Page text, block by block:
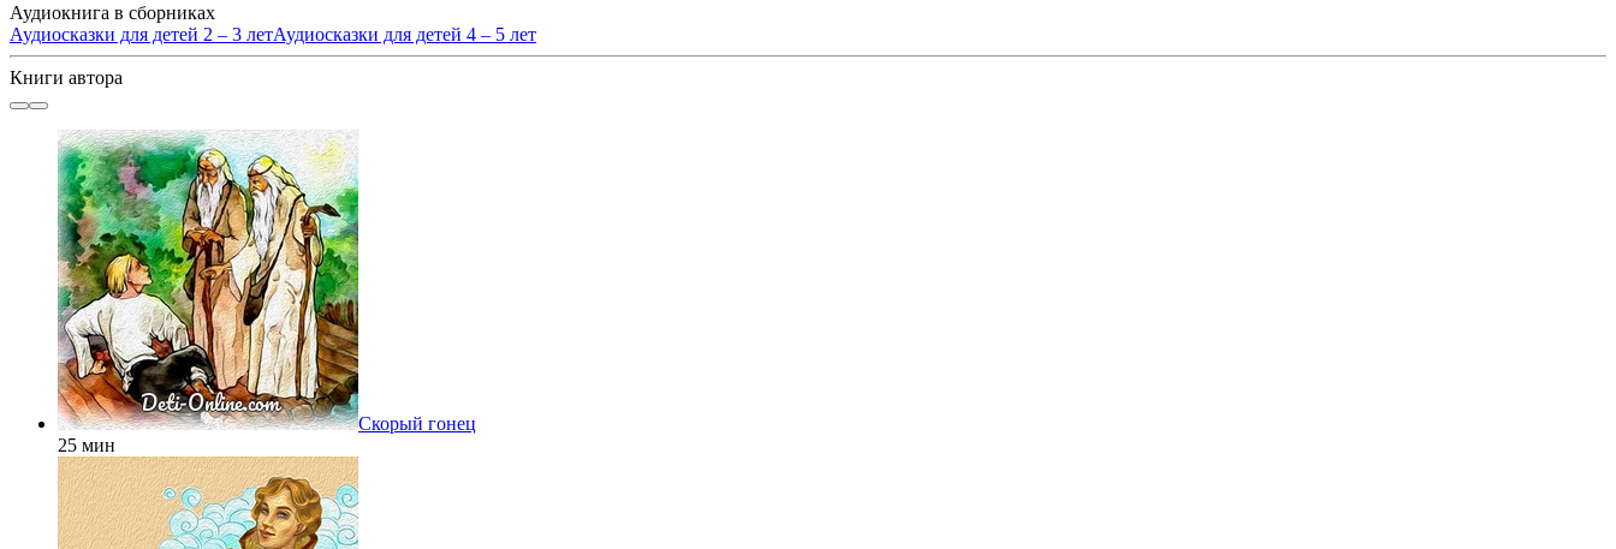
Аудиокнига в сборниках
Аудиосказки для детей 2 – 3 летАудиосказки для детей 4 – 5 лет
Книги автора
Скорый гонец
25 мин